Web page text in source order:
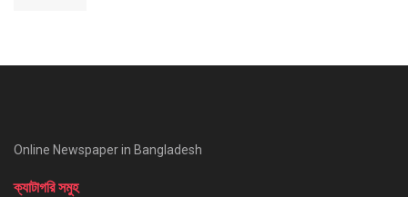
Online Newspaper in Bangladesh
ক্যাটাগরি সমুহ